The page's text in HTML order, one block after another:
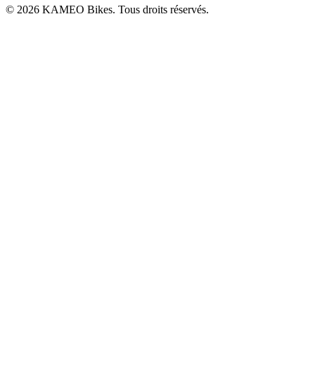
© 2026 KAMEO Bikes. Tous droits réservés.